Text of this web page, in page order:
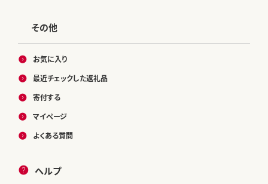
その他
お気に入り
最近チェックした返礼品
寄付する
マイページ
よくある質問
ヘルプ